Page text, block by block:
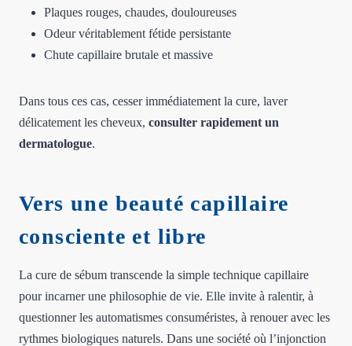
Plaques rouges, chaudes, douloureuses
Odeur véritablement fétide persistante
Chute capillaire brutale et massive
Dans tous ces cas, cesser immédiatement la cure, laver
délicatement les cheveux, consulter rapidement un
dermatologue.
Vers une beauté capillaire
consciente et libre
La cure de sébum transcende la simple technique capillaire
pour incarner une philosophie de vie. Elle invite à ralentir, à
questionner les automatismes consuméristes, à renouer avec les
rythmes biologiques naturels. Dans une société où l’injonction